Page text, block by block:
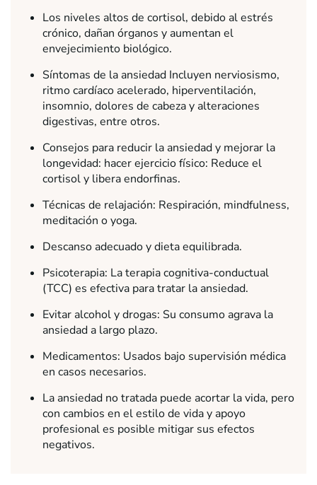
Los niveles altos de cortisol, debido al estrés
crónico, dañan órganos y aumentan el
envejecimiento biológico.
Síntomas de la ansiedad Incluyen nerviosismo,
ritmo cardíaco acelerado, hiperventilación,
insomnio, dolores de cabeza y alteraciones
digestivas, entre otros.
Consejos para reducir la ansiedad y mejorar la
longevidad: hacer ejercicio físico: Reduce el
cortisol y libera endorfinas.
Técnicas de relajación: Respiración, mindfulness,
meditación o yoga.
Descanso adecuado y dieta equilibrada.
Psicoterapia: La terapia cognitiva-conductual
(TCC) es efectiva para tratar la ansiedad.
Evitar alcohol y drogas: Su consumo agrava la
ansiedad a largo plazo.
Medicamentos: Usados bajo supervisión médica
en casos necesarios.
La ansiedad no tratada puede acortar la vida, pero
con cambios en el estilo de vida y apoyo
profesional es posible mitigar sus efectos
negativos.